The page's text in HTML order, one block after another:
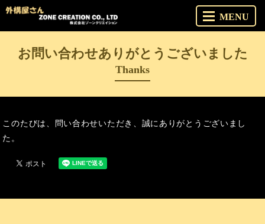
MENU
お問い合わせありがとうございました
Thanks
このたびは、問い合わせいただき、誠にありがとうございまし
た。